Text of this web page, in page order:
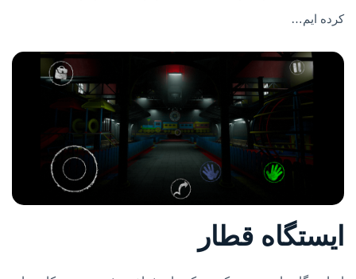
کرده ایم…
ایستگاه قطار